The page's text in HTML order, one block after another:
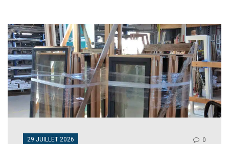
29 JUILLET 2026 0